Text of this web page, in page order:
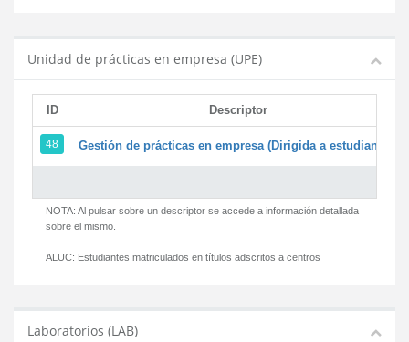
Unidad de prácticas en empresa (UPE)
ID Descriptor
48 Gestión de prácticas en empresa (Dirigida a estudiantes)
NOTA: Al pulsar sobre un descriptor se accede a información detallada
sobre el mismo.
ALUC: Estudiantes matriculados en títulos adscritos a centros
Laboratorios (LAB)